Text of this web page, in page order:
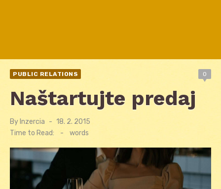
PUBLIC RELATIONS 0
Naštartujte predaj
By Inzercia
Posted
18. 2. 2015
Time to Read:
- words